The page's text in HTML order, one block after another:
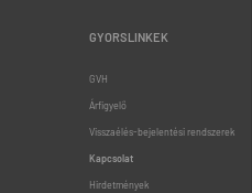
GYORSLINKEK
GVH
Árfigyelő
Visszaélés-bejelentési rendszerek
Kapcsolat
Hirdetmények